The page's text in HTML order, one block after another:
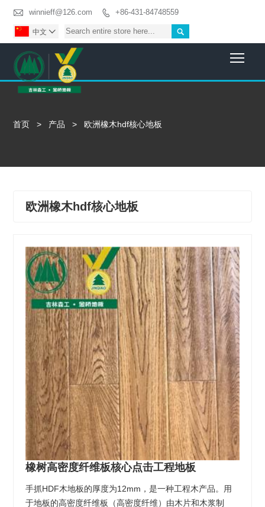
 winnieff@126.com  +86-431-84748559

中文 
首页 > 产品 > 欧洲橡木hdf核心地板
欧洲橡木hdf核心地板
橡树高密度纤维板核心点击工程地板
手抓HDF木地板的厚度为12mm，是一种工程木产品。用
于地板的高密度纤维板（高密度纤维）由木片和木浆制